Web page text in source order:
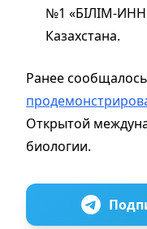
№1 «БІЛІМ-
Казахстана.
Ранее
Открытой
биологии.